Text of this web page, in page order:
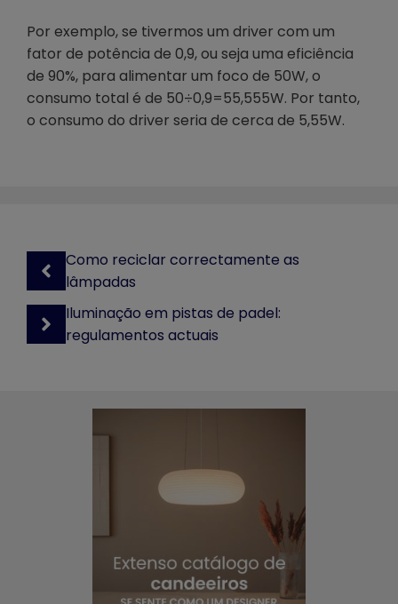
Por exemplo, se tivermos um driver com um
fator de potência de 0,9, ou seja uma eficiência
de 90%, para alimentar um foco de 50W, o
consumo total é de 50÷0,9=55,555W. Por tanto,
o consumo do driver seria de cerca de 5,55W.
Como reciclar correctamente as
lâmpadas
Iluminação em pistas de padel:
regulamentos actuais